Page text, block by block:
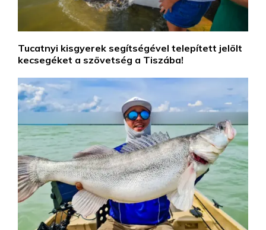
Tucatnyi kisgyerek segítségével telepített jelölt
kecsegéket a szövetség a Tiszába!